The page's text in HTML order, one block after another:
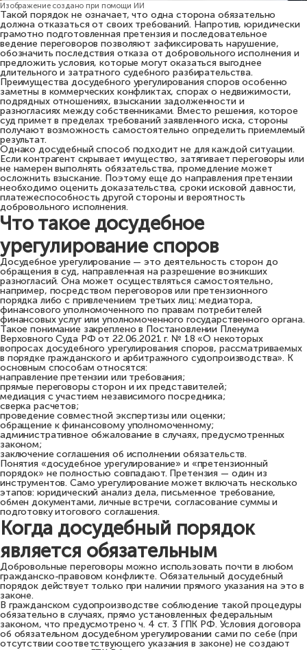
Изображение создано при помощи ИИ
Такой порядок не означает, что одна сторона обязательно
должна отказаться от своих требований. Напротив, юридически
грамотно подготовленная претензия и последовательное
ведение переговоров позволяют зафиксировать нарушение,
обозначить последствия отказа от добровольного исполнения и
предложить условия, которые могут оказаться выгоднее
длительного и затратного судебного разбирательства.
Преимущества досудебного урегулирования споров особенно
заметны в коммерческих конфликтах, спорах о недвижимости,
подрядных отношениях, взыскании задолженности и
разногласиях между собственниками. Вместо решения, которое
суд примет в пределах требований заявленного иска, стороны
получают возможность самостоятельно определить приемлемый
результат.
Однако досудебный способ подходит не для каждой ситуации.
Если контрагент скрывает имущество, затягивает переговоры или
не намерен выполнять обязательства, промедление может
осложнить взыскание. Поэтому еще до направления претензии
необходимо оценить доказательства, сроки исковой давности,
платежеспособность другой стороны и вероятность
добровольного исполнения.
Что такое досудебное
урегулирование споров
Досудебное урегулирование — это деятельность сторон до
обращения в суд, направленная на разрешение возникших
разногласий. Она может осуществляться самостоятельно,
например, посредством переговоров или претензионного
порядка либо с привлечением третьих лиц: медиатора,
финансового уполномоченного по правам потребителей
финансовых услуг или уполномоченного государственного органа.
Такое понимание закреплено в Постановлении Пленума
Верховного Суда РФ от 22.06.2021 г. № 18 «О некоторых
вопросах досудебного урегулирования споров, рассматриваемых
в порядке гражданского и арбитражного судопроизводства». К
основным способам относятся:
направление претензии или требования;
прямые переговоры сторон и их представителей;
медиация с участием независимого посредника;
сверка расчетов;
проведение совместной экспертизы или оценки;
обращение к финансовому уполномоченному;
административное обжалование в случаях, предусмотренных
законом;
заключение соглашения об исполнении обязательств.
Понятия «досудебное урегулирование» и «претензионный
порядок» не полностью совпадают. Претензия — один из
инструментов. Само урегулирование может включать несколько
этапов: юридический анализ дела, письменное требование,
обмен документами, личные встречи, согласование суммы и
подготовку итогового соглашения.
Когда досудебный порядок
является обязательным
Добровольные переговоры можно использовать почти в любом
гражданско-правовом конфликте. Обязательный досудебный
порядок действует только при наличии прямого указания на это в
законе.
В гражданском судопроизводстве соблюдение такой процедуры
обязательно в случаях, прямо установленных федеральным
законом, что предусмотрено ч. 4 ст. 3 ГПК РФ. Условия договора
об обязательном досудебном урегулировании сами по себе (при
отсутствии соответствующего указания в законе) не создают